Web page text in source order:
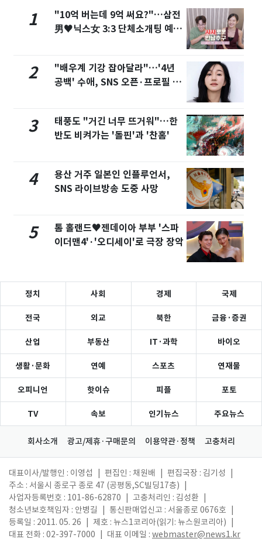
1
"10억 버는데 9억 써요?"…삼전
男♥닉스女 3:3 단체소개팅 예능
2
"배우계 기강 잡아달라"…'4년
공백' 수애, SNS 오픈·프로필 공
3
태풍도 "거긴 너무 뜨거워"…한
반도 비켜가는 '돌핀'과 '찬홈'
4
용산 거주 일본인 인플루언서,
SNS 라이브방송 도중 사망
5
톰 홀랜드♥젠데이아 부부 '스파
이더맨4'·'오디세이'로 극장 장악
정치 사회 경제 국제
전국 외교 북한 금융·증권
산업 부동산 IT·과학 바이오
생활·문화 연예 스포츠 연재물
오피니언 핫이슈 피플 포토
TV 속보 인기뉴스 주요뉴스
회사소개 광고/제휴·구매문의 이용약관·정책 고충처리
대표이사/발행인 : 이영섭 편집인 : 채원배 편집국장 : 김기성
주소 : 서울시 종로구 종로 47 (공평동,SC빌딩17층)
사업자등록번호 : 101-86-62870
고충처리인 : 김성환
청소년보호책임자 : 안병길
통신판매업신고 : 서울종로 0676호
등록일 : 2011. 05. 26
제호 : 뉴스1코리아(읽기: 뉴스원코리아)
대표 전화 : 02-397-7000
대표 이메일 : webmaster@news1.kr